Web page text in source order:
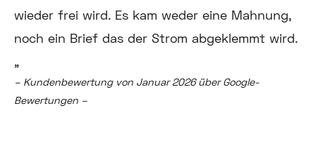
wieder frei wird. Es kam weder eine Mahnung,
noch ein Brief das der Strom abgeklemmt wird.
„
– Kundenbewertung von Januar 2026 über Google-
Bewertungen –